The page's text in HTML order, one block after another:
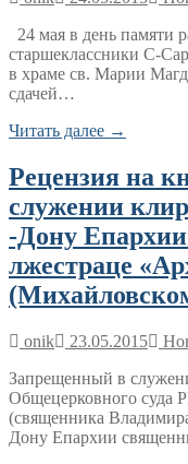
24 мая в день памяти
старшеклассники С-
в храме св. Марии
сдачей…
Читать далее →
Рецензия на
служении
-Дону
лжестраце
onik 23.05.2015
Запрещенный в
Общецерковного суда
(священника
Дону Епархии